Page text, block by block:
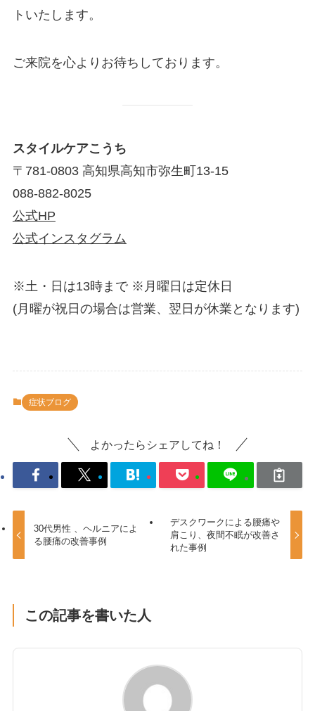
トいたします。
ご来院を心よりお待ちしております。
スタイルケアこうち
〒781-0803 高知県高知市弥生町13-15
088-882-8025
公式HP
公式インスタグラム
※土・日は13時まで ※月曜日は定休日
(月曜が祝日の場合は営業、翌日が休業となります)
症状ブログ
よかったらシェアしてね！
30代男性 、ヘルニアによ
る腰痛の改善事例
デスクワークによる腰痛や
肩こり、夜間不眠が改善さ
れた事例
この記事を書いた人